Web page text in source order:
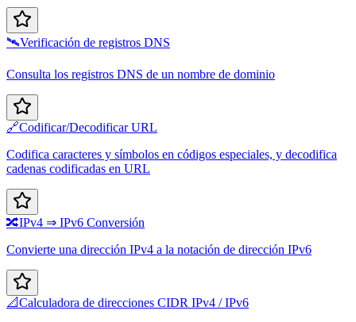
🛰️Verificación de registros DNS
Consulta los registros DNS de un nombre de dominio
🔗Codificar/Decodificar URL
Codifica caracteres y símbolos en códigos especiales, y decodifica
cadenas codificadas en URL
🔀IPv4 ⇒ IPv6 Conversión
Convierte una dirección IPv4 a la notación de dirección IPv6
📐Calculadora de direcciones CIDR IPv4 / IPv6